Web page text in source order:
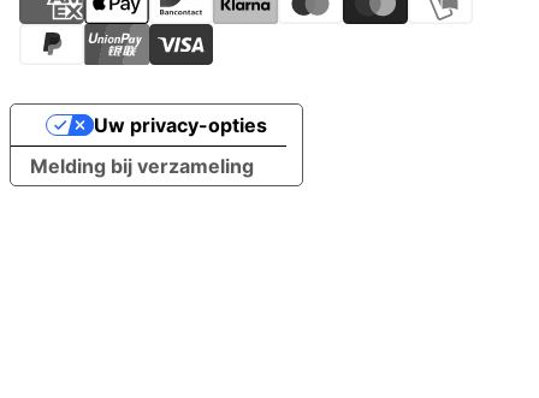
Melding bij verzameling
Uw privacy-opties